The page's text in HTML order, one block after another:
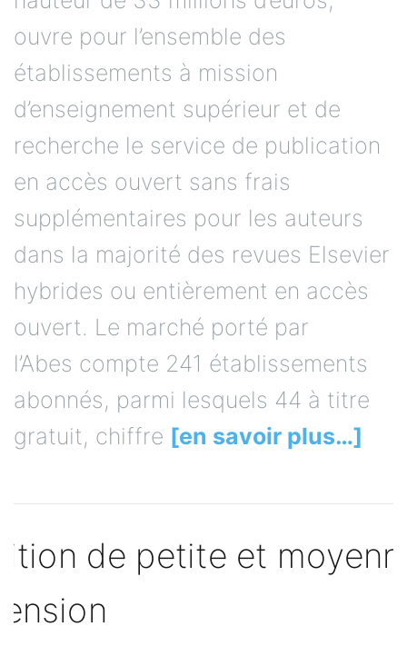
ouvre pour l’ensemble des
établissements à mission
d’enseignement supérieur et de
recherche le service de publication
en accès ouvert sans frais
supplémentaires pour les auteurs
dans la majorité des revues Elsevier
hybrides ou entièrement en accès
ouvert. Le marché porté par
l’Abes compte 241 établissements
abonnés, parmi lesquels 44 à titre
gratuit, chiffre [en savoir plus…]